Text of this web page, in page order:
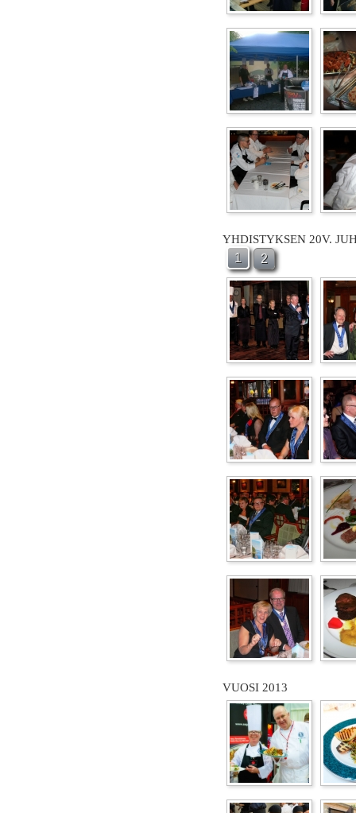
YHDISTYKSEN 20V.
1 2
VUOSI 2013